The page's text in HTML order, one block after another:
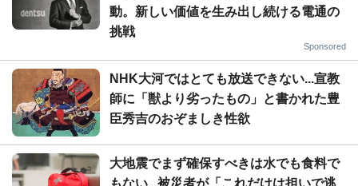
動。新しい価値を生み出し続ける電通の
挑戦
Sponsored
NHK大河ではとても放送できない...宣教
師に「獣より劣ったもの」と書かれた豊
臣秀吉のおぞましき性欲
大地震でまず確保すべきは水でも食料で
もない...被災者が「これだけは担いで逃